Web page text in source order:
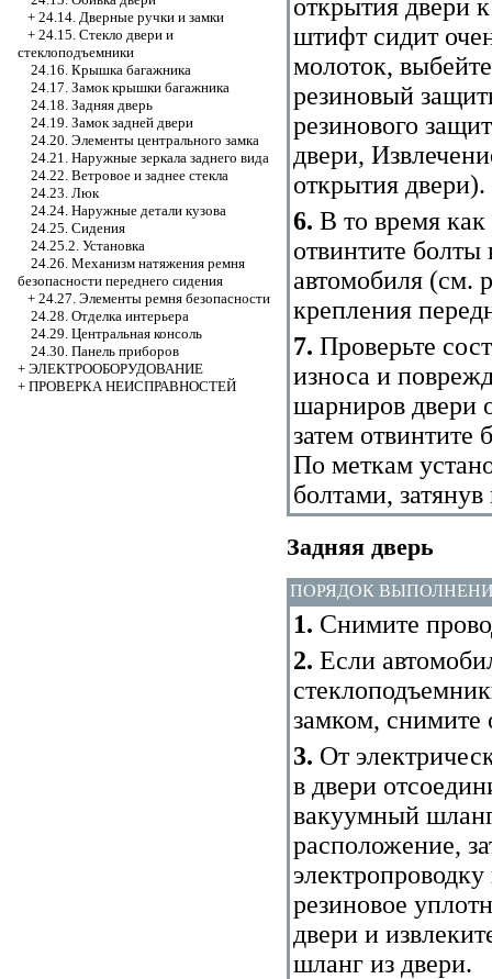
+ 24.14. Дверные ручки и замки
+ 24.15. Стекло двери и
стеклоподъемники
24.16. Крышка багажника
24.17. Замок крышки багажника
24.18. Задняя дверь
24.19. Замок задней двери
24.20. Элементы центрального замка
24.21. Наружные зеркала заднего вида
24.22. Ветровое и заднее стекла
24.23. Люк
24.24. Наружные детали кузова
24.25. Сидения
24.25.2. Установка
24.26. Механизм натяжения ремня
безопасности переднего сидения
+ 24.27. Элементы ремня безопасности
24.28. Отделка интерьера
24.29. Центральная консоль
24.30. Панель приборов
+ ЭЛЕКТРООБОРУДОВАНИЕ
+ ПРОВЕРКА НЕИСПРАВНОСТЕЙ
открытия двери
штифт сидит
молоток,
резиновый
резинового
двери,
открытия двери).
6. В то время
отвинтите
автомобиля (см.
крепления
7. Проверьте
износа и
шарниров двери
затем
По меткам
болтами,
Задняя дверь
ПОРЯДОК
1. Снимите
2. Если
замком, снимите
3. От
в двери
вакуумный
расположение,
резиновое
двери и
шланг из двери.